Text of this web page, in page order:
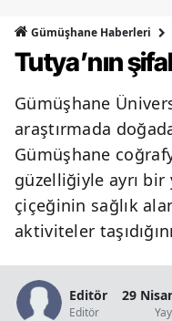
Gümüşhane Haberleri
Tutya’nın
Gümüşhane
araştırmada
Gümüşhane
güzelliğiyle ayrı
çiçeğinin sağlık
aktiviteler
Editör
Editör
29